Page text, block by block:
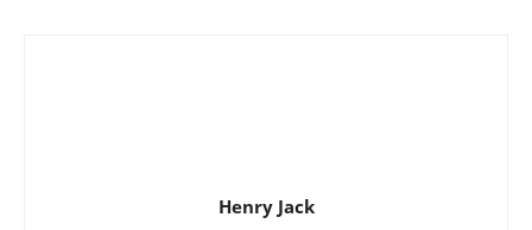
Henry Jack